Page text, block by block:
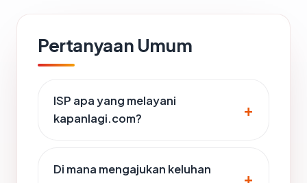
Pertanyaan Umum
ISP apa yang melayani
kapanlagi.com?
Di mana mengajukan keluhan